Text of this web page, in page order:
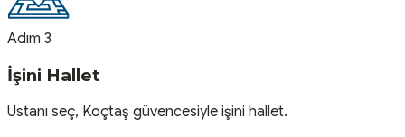
Adım 3
İşini Hallet
Ustanı seç, Koçtaş güvencesiyle işini hallet.